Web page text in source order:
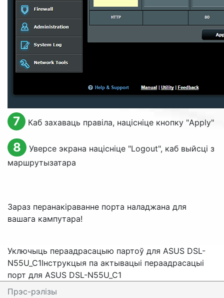
7 Каб захаваць правіла, націсніце кнопку "Apply"
8 Уверсе экрана націсніце "Logout", каб выйсці з
маршрутызатара
Зараз перанакіраванне порта наладжана для
вашага кампутара!
Уключыць пераадрасацыю партоў для ASUS DSL-
N55U_C1Інструкцыя па актывацыі пераадрасацыі
порт для ASUS DSL-N55U_C1
Прэс-рэлізы